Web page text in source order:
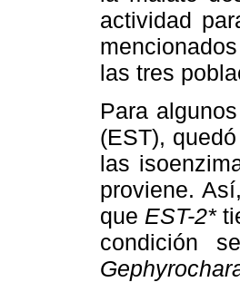
actividad
las tres
Para
(EST),
las
proviene.
que EST-2*
condición